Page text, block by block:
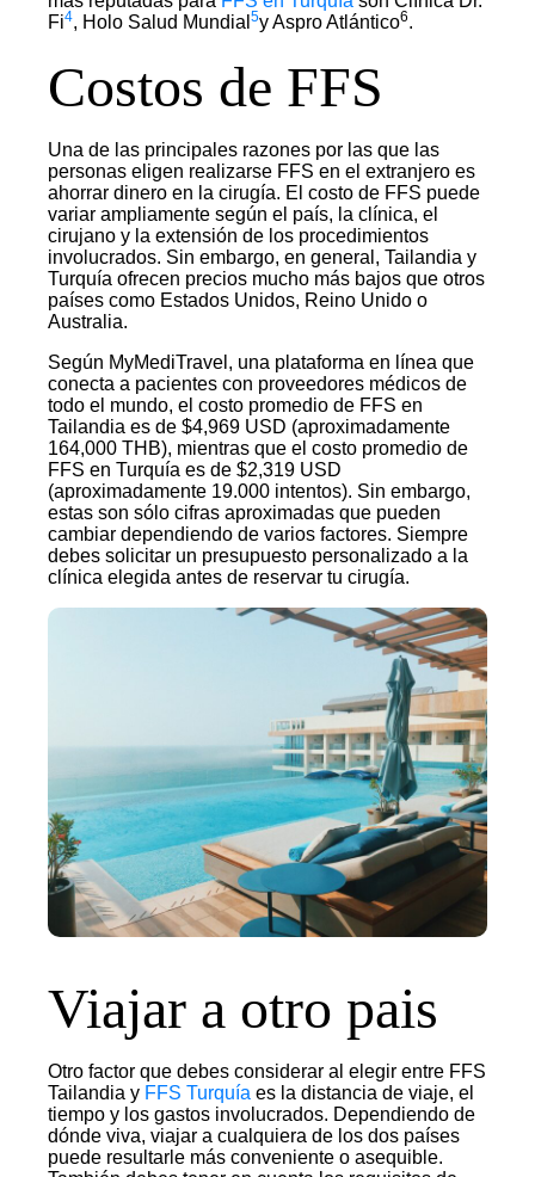
Fi4, Holo Salud Mundial 5y Aspro Atlántico6.
Costos de FFS
Una de las principales razones por las que las
personas eligen realizarse FFS en el extranjero es
ahorrar dinero en la cirugía. El costo de FFS puede
variar ampliamente según el país, la clínica, el
cirujano y la extensión de los procedimientos
involucrados. Sin embargo, en general, Tailandia y
Turquía ofrecen precios mucho más bajos que otros
países como Estados Unidos, Reino Unido o
Australia.
Según MyMediTravel, una plataforma en línea que
conecta a pacientes con proveedores médicos de
todo el mundo, el costo promedio de FFS en
Tailandia es de $4,969 USD (aproximadamente
164,000 THB), mientras que el costo promedio de
FFS en Turquía es de $2,319 USD
(aproximadamente 19.000 intentos). Sin embargo,
estas son sólo cifras aproximadas que pueden
cambiar dependiendo de varios factores. Siempre
debes solicitar un presupuesto personalizado a la
clínica elegida antes de reservar tu cirugía.
Viajar a otro pais
Otro factor que debes considerar al elegir entre FFS
Tailandia y FFS Turquía es la distancia de viaje, el
tiempo y los gastos involucrados. Dependiendo de
dónde viva, viajar a cualquiera de los dos países
puede resultarle más conveniente o asequible.